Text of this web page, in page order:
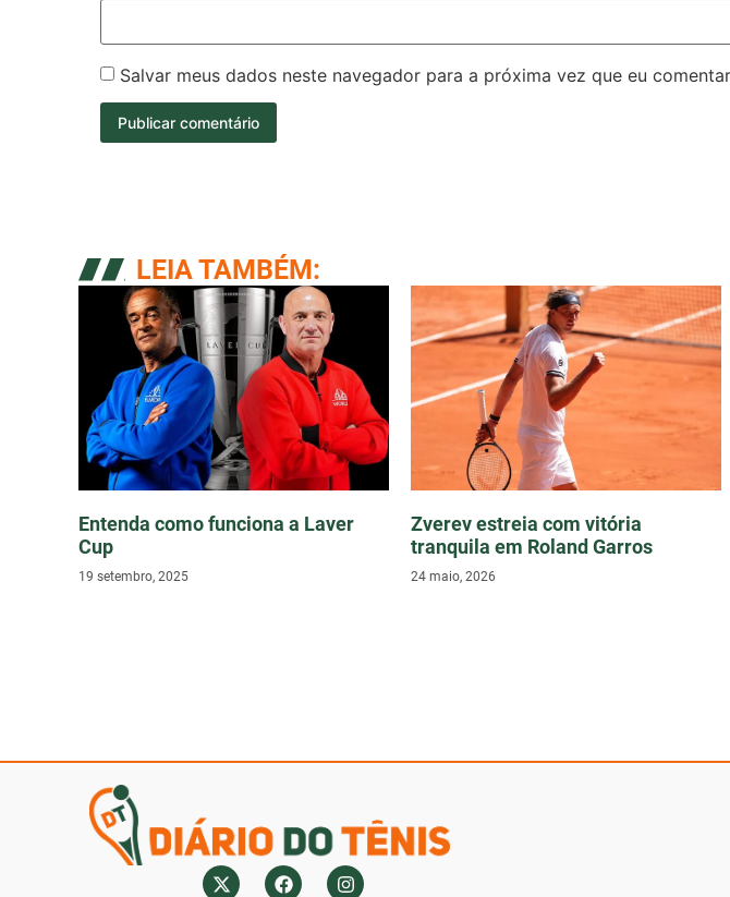
Salvar meus dados neste navegador para a próxima vez que eu
LEIA TAMBÉM:
Entenda como funciona a Laver
Cup
19 setembro, 2025
Zverev estreia com vitória
tranquila em Roland Garros
24 maio, 2026